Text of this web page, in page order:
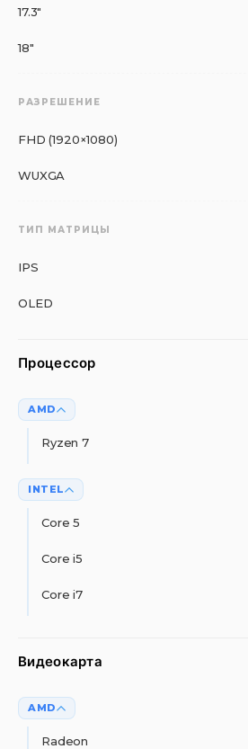
17.3"
18"
РАЗРЕШЕНИЕ
FHD (1920×1080)
WUXGA
ТИП МАТРИЦЫ
IPS
OLED
Процессор
AMD
Ryzen 7
INTEL
Core 5
Core i5
Core i7
Видеокарта
AMD
Radeon